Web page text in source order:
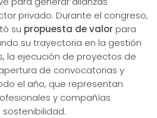
privado. Durante el congreso,
su propuesta de valor para
su trayectoria en la gestión
la ejecución de proyectos de
de convocatorias y
el año, que representan
y compañías